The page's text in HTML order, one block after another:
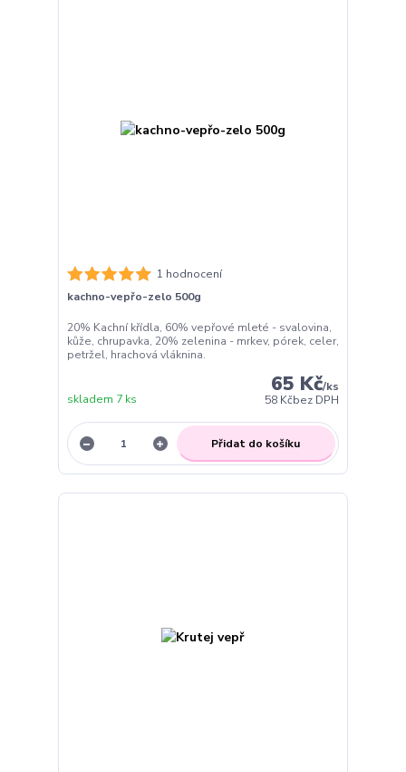
1 hodnocení
kachno-vepřo-zelo 500g
20% Kachní křídla, 60% vepřové mleté - svalovina,
kůže, chrupavka, 20% zelenina - mrkev, pórek, celer,
petržel, hrachová vláknina.
65 Kč/ks
58 Kčbez DPH
skladem 7 ks
Přidat do košíku